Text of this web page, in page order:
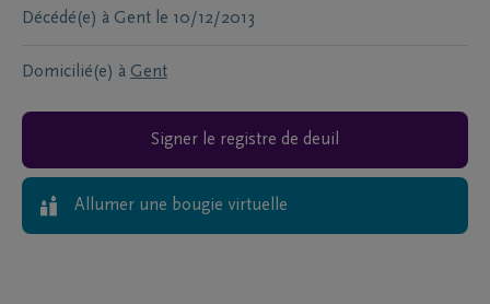
Décédé(e) à Gent le 10/12/2013
Domicilié(e) à Gent
Signer le registre de deuil
Allumer une bougie virtuelle